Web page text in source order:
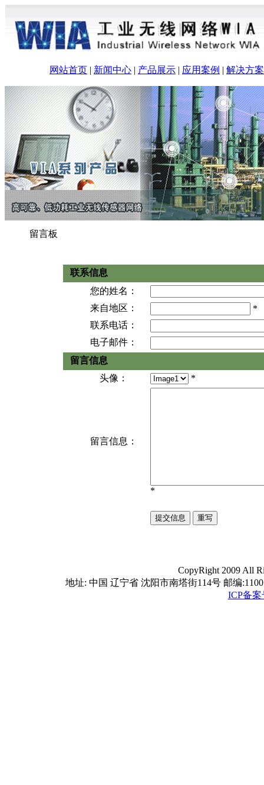
网站首页 | 新闻中心 | 产品展示 | 应用案例 | 解决方案
留言板
联系信息
您的姓名：
来自地区：
*
联系电话：
电子邮件：
留言信息
头像：
*
留言信息：
*
CopyRight 2009 All
地址: 中国 辽宁省 沈阳市南塔街114号 邮编
ICP备案